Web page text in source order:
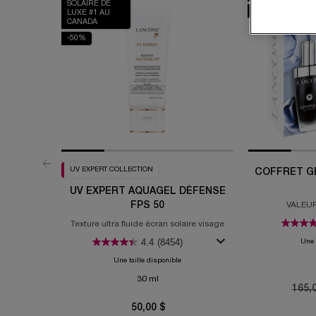
SOLAIRE DE
LUXE #1 AU
CANADA
-50%
UV EXPERT COLLECTION
UV EXPERT AQUAGEL DÉFENSE
FPS 50
Texture ultra fluide écran solaire visage
4.4 (8454)
Une taille disponible
30 ml
50,00 $
COFFRET
Une
Old